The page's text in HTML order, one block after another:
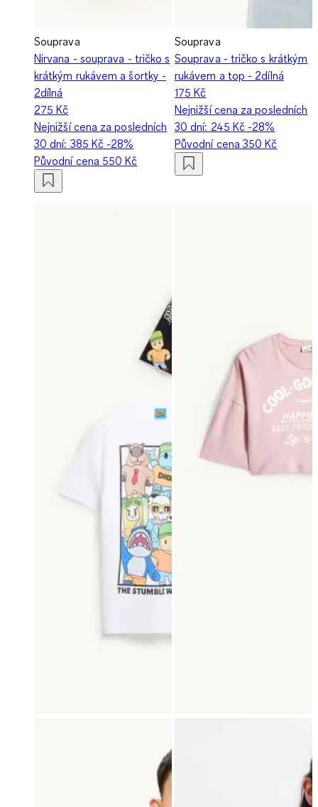
Souprava
Nirvana - souprava - tričko s
krátkým rukávem a šortky -
2dílná
275 Kč
Nejnižší cena za posledních
30 dní: 385 Kč -28%
Původní cena 550 Kč
Souprava
Souprava - tričko s krátkým
rukávem a top - 2dílná
175 Kč
Nejnižší cena za posledních
30 dní: 245 Kč -28%
Původní cena350 Kč